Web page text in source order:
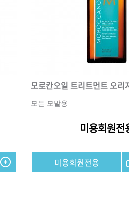
브러쉬
매직기
모로칸오일 트리트먼트 오
모든 모발용
미용회원전
미용회원전용